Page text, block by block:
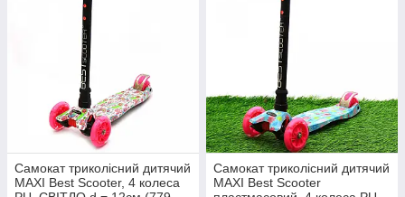
Самокат триколісний дитячий
MAXI Best Scooter, 4 колеса
Самокат триколісний дитячий
MAXI Best Scooter